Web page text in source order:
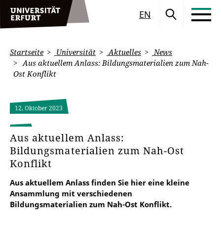
EN
Startseite Universität Aktuelles
News
Aus aktuellem Anlass: Bildungsmaterialien zum Nah-
Ost Konflikt
12. Oktober 2023
Aus aktuellem Anlass:
Bildungsmaterialien zum Nah-Ost
Konflikt
Aus aktuellem Anlass finden Sie hier eine kleine
Ansammlung mit verschiedenen
Bildungsmaterialien zum Nah-Ost Konflikt.